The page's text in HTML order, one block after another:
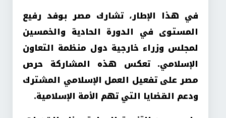
في هذا الإطار، تشارك مصر بوفد رفيع
المستوى في الدورة الحادية والخمسين
لمجلس وزراء خارجية دول منظمة التعاون
الإسلامي. تعكس هذه المشاركة حرص
مصر على تفعيل العمل الإسلامي المشترك
ودعم القضايا التي تهم الأمة الإسلامية.